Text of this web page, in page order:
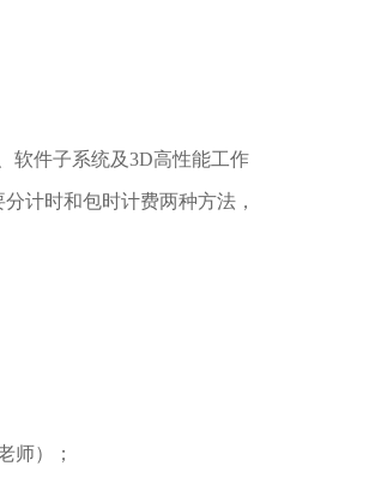
软件子系统及3D高性能工作
计时和包时计费两种方法，
师）；